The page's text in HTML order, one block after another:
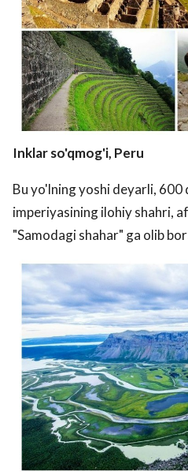
Inklar so'qmog'i, Peru
Bu yo'lning yoshi deyarli, 600
imperiyasining ilohiy shahri,
"Samodagi shahar" ga olib